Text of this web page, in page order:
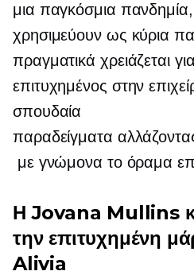
μια παγκόσμια πανδημία,
χρησιμεύουν ως κύρια
πραγματικά χρειάζεται
επιτυχημένος στην
σπουδαία
παραδείγματα
με γνώμονα το όραμα
Η Jovana Mullins
την επιτυχημένη
Alivia